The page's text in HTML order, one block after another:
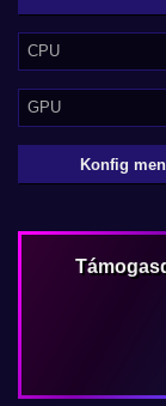
CPU
GPU
Konfig